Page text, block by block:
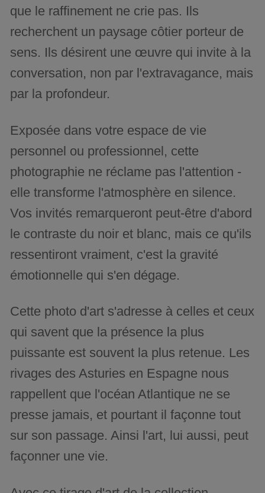
que le raffinement ne crie pas. Ils
recherchent un paysage côtier porteur de
sens. Ils désirent une œuvre qui invite à la
conversation, non par l'extravagance, mais
par la profondeur.
Exposée dans votre espace de vie
personnel ou professionnel, cette
photographie ne réclame pas l'attention -
elle transforme l'atmosphère en silence.
Vos invités remarqueront peut-être d'abord
le contraste du noir et blanc, mais ce qu'ils
ressentiront vraiment, c'est la gravité
émotionnelle qui s'en dégage.
Cette photo d'art s'adresse à celles et ceux
qui savent que la présence la plus
puissante est souvent la plus retenue. Les
rivages des Asturies en Espagne nous
rappellent que l'océan Atlantique ne se
presse jamais, et pourtant il façonne tout
sur son passage. Ainsi l'art, lui aussi, peut
façonner une vie.